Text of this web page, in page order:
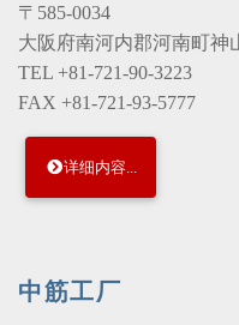
〒585-0034
大阪府南河内郡河南町神
TEL +81-721-90-3223
FAX +81-721-93-5777
详细内容...
中筋工厂